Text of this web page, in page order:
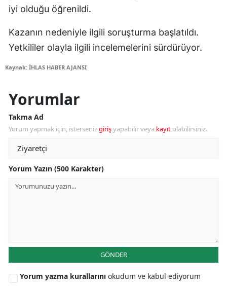
iyi olduğu öğrenildi.
Kazanın nedeniyle ilgili soruşturma başlatıldı.
Yetkililer olayla ilgili incelemelerini sürdürüyor.
Kaynak: İHLAS HABER AJANSI
Yorumlar
Takma Ad
Yorum yapmak için, istersenizgirişyapabilir veya kayıt olabilirsiniz.
Yorum Yazın (500 Karakter)
GÖNDER
Yorum yazma kurallarını okudum ve kabul ediyorum